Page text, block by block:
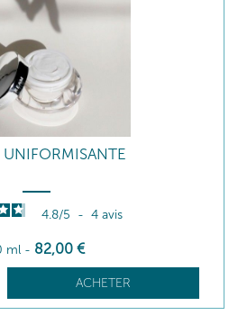
UNIFORMISANTE
4.8/5 - 4 avis
ml - 82,00 €
ACHETER